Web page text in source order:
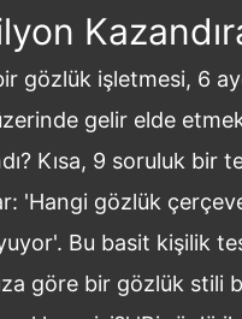
gözlük işletmesi, 6
gelir elde
Kısa, 9 soruluk bir
'Hangi gözlük
Bu basit kişilik
göre bir gözlük stili